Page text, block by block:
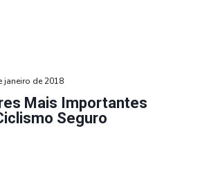
Mais Importantes
Seguro
janeiro de 2018